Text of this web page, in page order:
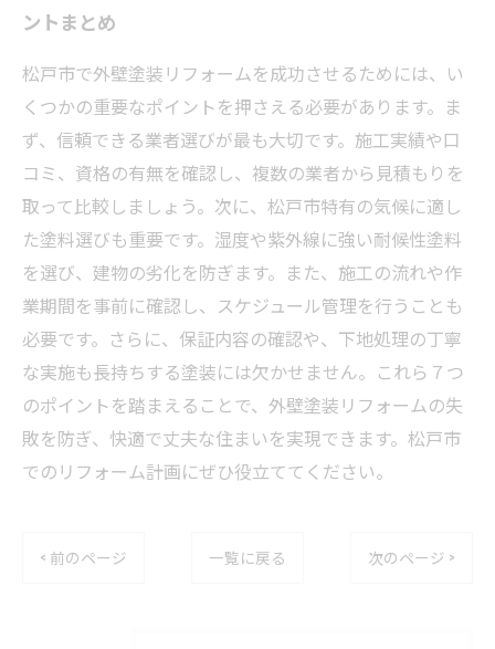
ントまとめ
松戸市で外壁塗装リフォームを成功させるためには、い
くつかの重要なポイントを押さえる必要があります。ま
ず、信頼できる業者選びが最も大切です。施工実績や口
コミ、資格の有無を確認し、複数の業者から見積もりを
取って比較しましょう。次に、松戸市特有の気候に適し
た塗料選びも重要です。湿度や紫外線に強い耐候性塗料
を選び、建物の劣化を防ぎます。また、施工の流れや作
業期間を事前に確認し、スケジュール管理を行うことも
必要です。さらに、保証内容の確認や、下地処理の丁寧
な実施も長持ちする塗装には欠かせません。これら７つ
のポイントを踏まえることで、外壁塗装リフォームの失
敗を防ぎ、快適で丈夫な住まいを実現できます。松戸市
でのリフォーム計画にぜひ役立ててください。
< 前のページ 一覧に戻る 次のページ >